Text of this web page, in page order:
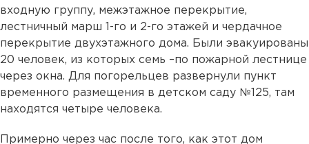
входную группу, межэтажное перекрытие,
лестничный марш 1-го и 2-го этажей и чердачное
перекрытие двухэтажного дома. Были эвакуированы
20 человек, из которых семь –по пожарной лестнице
через окна. Для погорельцев развернули пункт
временного размещения в детском саду №125, там
находятся четыре человека.
Примерно через час после того, как этот дом